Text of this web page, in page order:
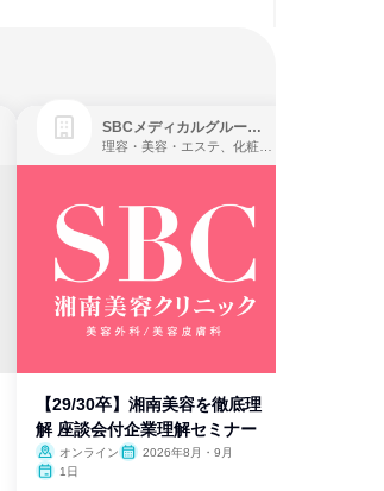
SBCメディカルグループ株式会社
理容・美容・エステ、化粧品・理美容用品小売、医療・病院
【29/30卒】湘南美容を徹底理
解 座談会付企業理解セミナー
オンライン
2026年8月・9月
1日